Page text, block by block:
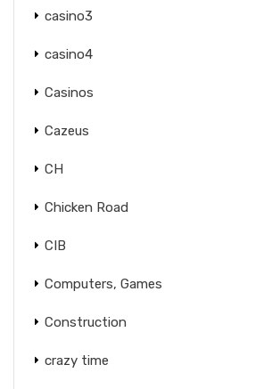
casino3
casino4
Casinos
Cazeus
CH
Chicken Road
CIB
Computers, Games
Construction
crazy time